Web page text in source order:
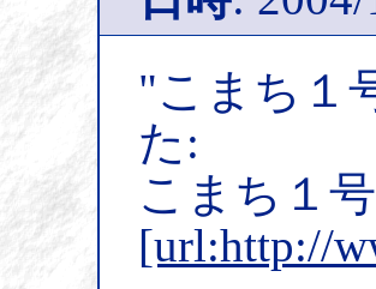
"こまち１
た:
こまち１
[url:http://